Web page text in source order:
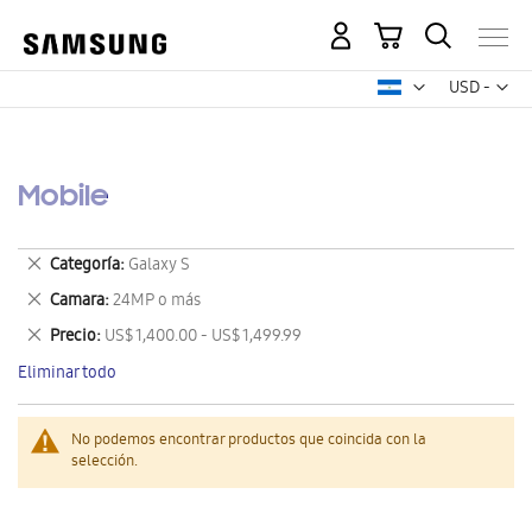
USD -
dólar
Mi carrito
Mobile
No podemos encontrar productos que coincida con la
selección.
Categoría Galaxy S
Eliminar
este
artículo
Camara 24MP o más
Eliminar
este
artículo
Precio US$ 1,400.00 - US$ 1,499.99
Eliminar
este
artículo
Eliminar todo